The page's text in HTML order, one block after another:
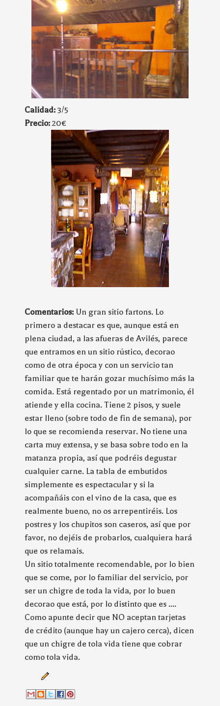
Calidad: 3/5
Precio: 20€
Comentarios: Un gran sitio fartons. Lo
primero a destacar es que, aunque está en
plena ciudad, a las afueras de Avilés, parece
que entramos en un sitio rústico, decorao
como de otra época y con un servicio tan
familiar que te harán gozar muchísimo más la
comida. Está regentado por un matrimonio, él
atiende y ella cocina. Tiene 2 pisos, y suele
estar lleno (sobre todo de fin de semana), por
lo que se recomienda reservar. No tiene una
carta muy extensa, y se basa sobre todo en la
matanza propia, así que podréis degustar
cualquier carne. La tabla de embutidos
simplemente es espectacular y si la
acompañáis con el vino de la casa, que es
realmente bueno, no os arrepentiréis. Los
postres y los chupitos son caseros, así que por
favor, no dejéis de probarlos, cualquiera hará
que os relamais.
Un sitio totalmente recomendable, por lo bien
que se come, por lo familiar del servicio, por
ser un chigre de toda la vida, por lo buen
decorao que está, por lo distinto que es ....
Como apunte decir que NO aceptan tarjetas
de crédito (aunque hay un cajero cerca), dicen
que un chigre de tola vida tiene que cobrar
como tola vida.